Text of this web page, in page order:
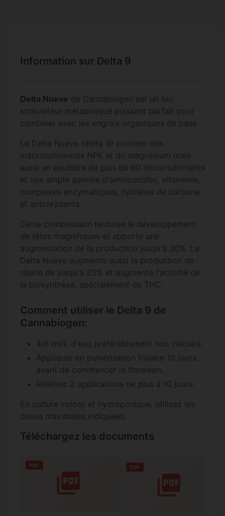
Information sur Delta 9
Delta Nueve de Cannabiogen est un bio
stimulateur métabolique puissant parfait pour
combiner avec les engrais organiques de base.
Le Delta Nueve (delta 9) contient des
macronutriments NPK et du magnésium mais
aussi un équilibre de plus de 60 micronutriments
et une ample gamme d'aminoacides, vitamines,
complexes enzymatiques, hydrates de carbone
et antioxydants.
Cette combinaison favorise le développement
de têtes magnifiques et apporte une
augmentation de la production jusqu'à 30%. Le
Delta Nueve augmente aussi la production de
résine de jusqu'à 25% et augmente l'activité de
la biosynthèse, spécialement du THC.
Comment utiliser le Delta 9 de
Cannabiogen:
4/6 ml/L d'eau préférablement non calcaire.
Appliquer en pulvérisation foliaire 10 jours
avant de commencer la floraison.
Réalisez 2 applications de plus à 10 jours.
En culture indoor
et hydroponique, utilisez les
doses maximales indiquées.
Téléchargez les documents
PDF PDF